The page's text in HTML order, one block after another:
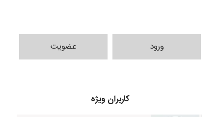
ورود عضویت
کاربران ویژه